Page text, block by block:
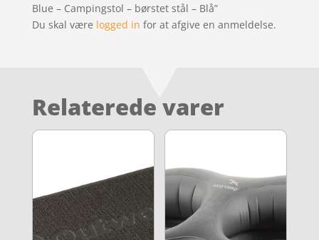
Blue – Campingstol – børstet stål – Blå”
Du skal være logged in for at afgive en anmeldelse.
Relaterede varer